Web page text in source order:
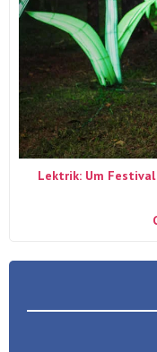
Lektrik: Um Festival